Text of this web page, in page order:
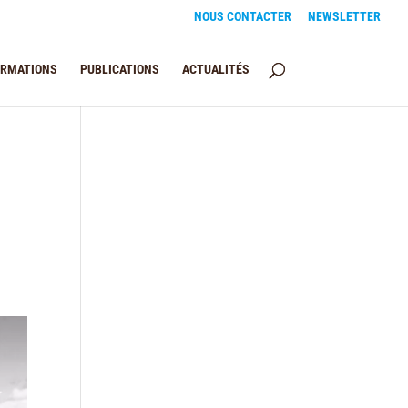
NOUS CONTACTER NEWSLETTER
PUBLICATIONS ACTUALITÉS